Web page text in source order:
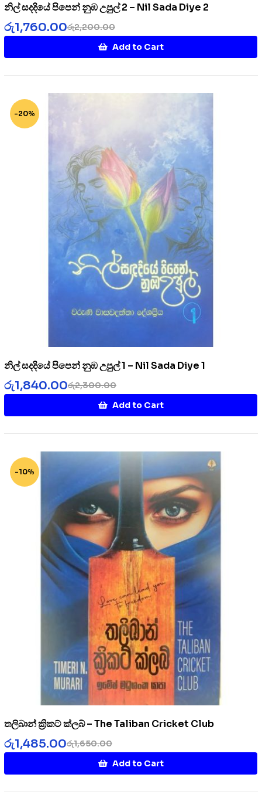
නිල් සදදියේ පිපෙන් නුඹ උපුල් 2 – Nil Sada Diye 2
රු2,200.00
රු1,760.00
Add to Cart
-20%
නිල් සදදියේ පිපෙන් නුඹ උපුල් 1 – Nil Sada Diye 1
රු2,300.00
රු1,840.00
Add to Cart
-10%
තලිබාන් ක්‍රිකට් ක්ලබ් – The Taliban Cricket Club
රු1,650.00
රු1,485.00
Add to Cart